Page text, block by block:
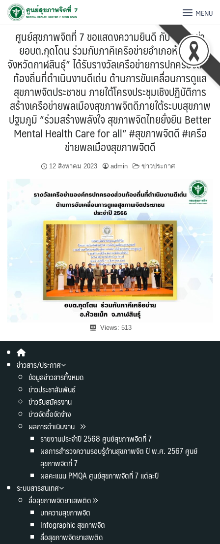
MENU
ศูนย์สุขภาพจิตที่ 7 ขอแสดงความยินดี กับ “เครือข่า
ยอบต.กุดโดน ร่วมกับภาคีเครือข่ายอำเภอห้วยเม็ก
จังหวัดกาฬสินธุ์” ได้รับรางวัลเครือข่ายการปกครองส่วน
ท้องถิ่นที่ดำเนินงานดีเด่น ด้านการขับเคลื่อนการดูแล
สุขภาพจิตประชาชน ภายใต้โครงประชุมเชิงปฏิบัติการ
สร้างเครือข่ายพลเมืองสุขภาพจิตดีภายใต้ระบบสุขภาพ
ปฐมภูมิ “ร่วมสร้างพลังใจ สุขภาพจิตไทยยั่งยืน Better
Mental Health Care for all” #สุขภาพจิตดี #เครือ
ข่ายพลเมืองสุขภาพจิตดี
12 สิงหาคม 2023 admin ข่าวประกาศ
Views: 513
ข่าวสาร/ประกาศ
ข้อมูลข่าวสารทั้งหมด
ข่าวประชาสัมพันธ์
ข่าวรับสมัครงาน
ข่าวจัดซื้อจัดจ้าง
ผลการดำเนินงาน
รายงานประจำปี 2568 ศูนย์สุขภาพจิตที่ 7
ผลการสำรวจความรอบรู้ด้านสุขภาพจิต ปี พ.ศ. 2567 ศูนย์
สุขภาพจิตที่ 7
ผลคะแนน PMQA ศูนย์สุขภาพจิตที่ 7 แต่ละปี
ระบบสารสนเทศ
สื่อสุขภาพจิตยาเสพติด
บทความสุขภาพจิต
Infographic สุขภาพจิต
สื่อสุขภาพจิตยาเสพติด